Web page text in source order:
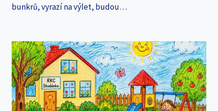
bunkrů, vyrazí na výlet, budou…